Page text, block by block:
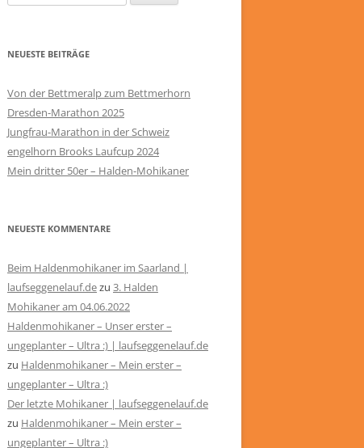
nach:
NEUESTE BEITRÄGE
Von der Bettmeralp zum Bettmerhorn
Dresden-Marathon 2025
Jungfrau-Marathon in der Schweiz
engelhorn Brooks Laufcup 2024
Mein dritter 50er – Halden-Mohikaner
NEUESTE KOMMENTARE
Beim Haldenmohikaner im Saarland |
laufseggenelauf.dezu 3. Halden
Mohikaner am 04.06.2022
Haldenmohikaner – Unser erster –
ungeplanter – Ultra :) | laufseggenelauf.de
zu Haldenmohikaner – Mein erster –
ungeplanter – Ultra :)
Der letzte Mohikaner | laufseggenelauf.de
zu Haldenmohikaner – Mein erster –
ungeplanter – Ultra :)